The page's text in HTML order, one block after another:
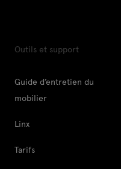
Outils et support
Guide d’entretien du
mobilier
Linx
Tarifs